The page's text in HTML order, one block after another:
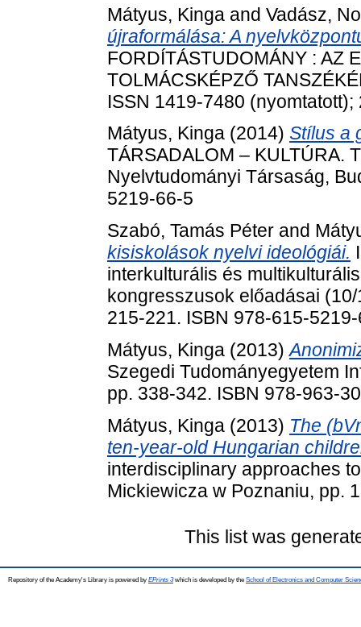
Mátyus, Kinga and Vadász,
újraformálása: A
FORDÍTÁSTUDOMÁNY : AZ
TOLMÁCSKÉPZŐ
ISSN 1419-7480
Mátyus, Kinga (2014) Stílus a
TÁRSADALOM – KULTÚRA.
Nyelvtudományi Társaság,
5219-66-5
Szabó, Tamás Péter and
kisiskolások nyelvi ideológiái.
interkulturális és
kongresszusok előadásai
215-221. ISBN 978-615-
Mátyus, Kinga (2013)
Szegedi Tudományegyetem
pp. 338-342. ISBN 978-963-
Mátyus, Kinga (2013) The
ten-year-old Hungarian
interdisciplinary approaches
Mickiewicza w Poznaniu, pp.
This list was
Repository of the Academy's Library is powered by EPrints 3which is developed by the School of Electronics and Computer